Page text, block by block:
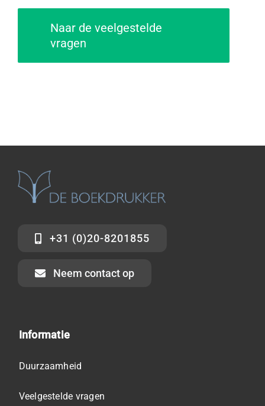
Naar de veelgestelde
vragen
+31 (0)20-8201855
Neem contact op
Informatie
Duurzaamheid
Veelgestelde vragen